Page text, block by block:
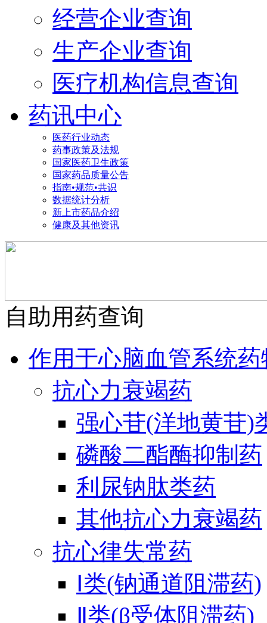
经营企业查询
生产企业查询
医疗机构信息查询
药讯中心
医药行业动态
药事政策及法规
国家医药卫生政策
国家药品质量公告
指南•规范•共识
数据统计分析
新上市药品介绍
健康及其他资讯
自助用药查询
作用于心脑血管系统药
抗心力衰竭药
强心苷(洋地黄苷)
磷酸二酯酶抑制药
利尿钠肽类药
其他抗心力衰竭药
抗心律失常药
Ⅰ类(钠通道阻滞药)
Ⅱ类(β受体阻滞药)